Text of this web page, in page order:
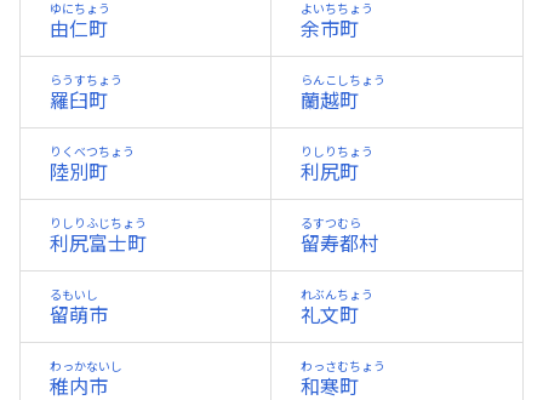
由仁町
ゆにちょう
余市町
よいちちょう
羅臼町
らうすちょう
蘭越町
らんこしちょう
陸別町
りくべつちょう
利尻町
りしりちょう
利尻富士町
りしりふじちょう
留寿都村
るすつむら
留萌市
るもいし
礼文町
れぶんちょう
稚内市
わっかないし
和寒町
わっさむちょう